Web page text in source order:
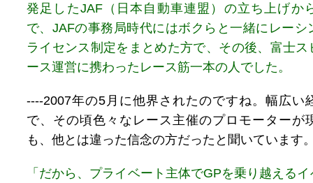
発足したJAF（日本自動車連盟）の立ち上げか
で、JAFの事務局時代にはボクらと一緒にレーシ
ライセンス制定をまとめた方で、その後、富士
ース運営に携わったレース筋一本の人でした。
----2007年の5月に他界されたのですね。幅広い
で、その頃色々なレース主催のプロモーターが
も、他とは違った信念の方だったと聞いています
「だから、プライベート主体でGPを乗り越える